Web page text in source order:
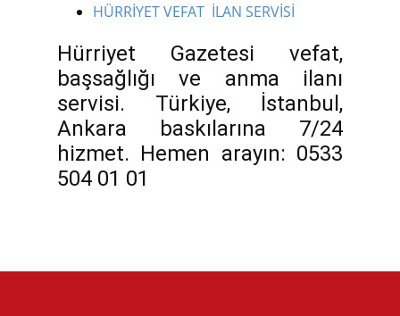
HÜRRİYET VEFAT İLAN SERVİSİ
Hürriyet Gazetesi vefat,
başsağlığı ve anma ilanı
servisi. Türkiye, İstanbul,
Ankara baskılarına 7/24
hizmet. Hemen arayın: 0533
504 01 01